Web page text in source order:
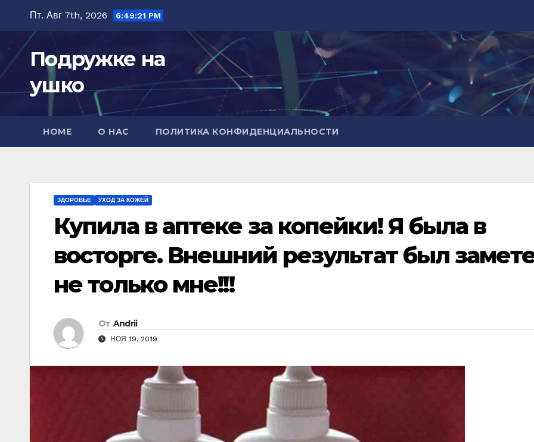
содержимому
Пт. Авг 7th, 2026 6:49:22 PM
Подружке на
ушко
HOME О НАС ПОЛИТИКА КОНФИДЕНЦИАЛЬНОСТИ
ЗДОРОВЬЕ УХОД ЗА КОЖЕЙ
Купила в аптеке за копейки! Я была в
восторге. Внешний результат был
не только мне!!!
От Andrii
НОЯ 19, 2019